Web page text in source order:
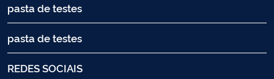
pasta de testes
pasta de testes
REDES SOCIAIS